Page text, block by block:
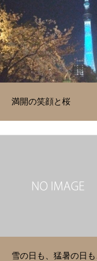
満開の笑顔と桜
雪の日も、猛暑の日も